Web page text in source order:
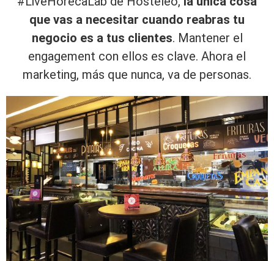
que vas a necesitar cuando reabras tu
negocio es a tus clientes. Mantener el
engagement con ellos es clave. Ahora el
marketing, más que nunca, va de personas.